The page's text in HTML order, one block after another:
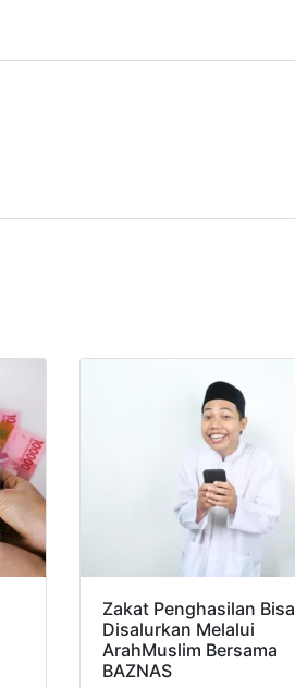
Zakat Penghasilan Bisa
Disalurkan Melalui
ArahMuslim Bersama
BAZNAS